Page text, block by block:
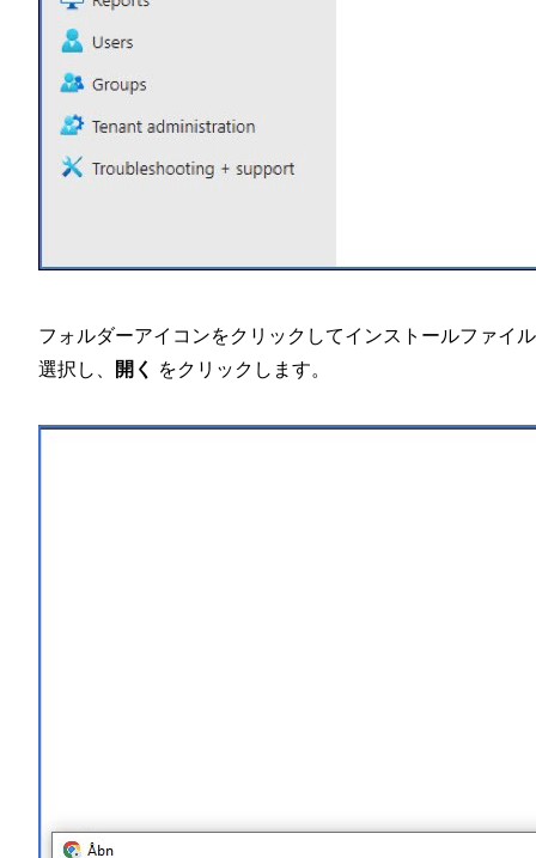
フォルダーアイコンをクリックしてインストールファイ
選択し、
開く をクリックします。